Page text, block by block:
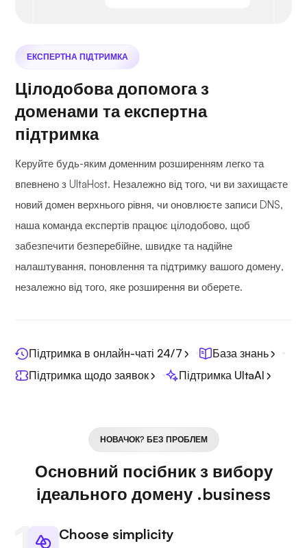
ЕКСПЕРТНА ПІДТРИМКА
Цілодобова допомога з
доменами та експертна
підтримка
Керуйте будь-яким доменним розширенням легко та
впевнено з UltaHost. Незалежно від того, чи ви захищаєте
новий домен верхнього рівня, чи оновлюєте записи DNS,
наша команда експертів працює цілодобово, щоб
забезпечити безперебійне, швидке та надійне
налаштування, поновлення та підтримку вашого домену,
незалежно від того, яке розширення ви оберете.
Підтримка в онлайн-чаті 24/7
База знань
Підтримка щодо заявок
Підтримка UltaAI
НОВАЧОК? БЕЗ ПРОБЛЕМ
Основний посібник з вибору
ідеального домену .business
Choose simplicity